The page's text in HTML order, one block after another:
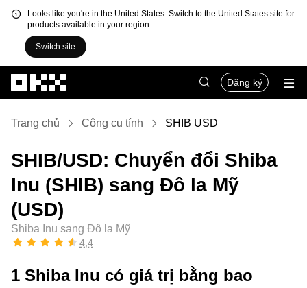
Looks like you're in the United States. Switch to the United States site for
products available in your region.
Switch site
Đăng ký
Trang chủ Công cụ tính SHIB USD
SHIB/USD: Chuyển đổi Shiba
Inu (SHIB) sang Đô la Mỹ
(USD)
Shiba Inu sang Đô la Mỹ
4,4
1 Shiba Inu có giá trị bằng bao